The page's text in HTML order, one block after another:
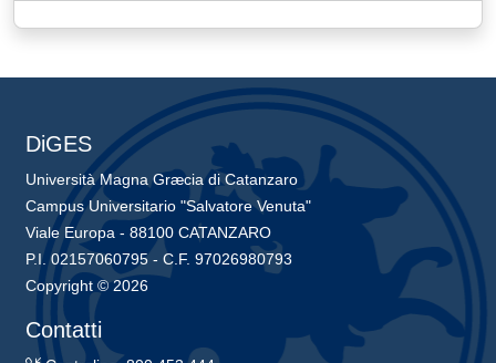
DiGES
Università Magna Græcia di Catanzaro
Campus Universitario "Salvatore Venuta"
Viale Europa - 88100 CATANZARO
P.I. 02157060795 - C.F. 97026980793
Copyright © 2026
Contatti